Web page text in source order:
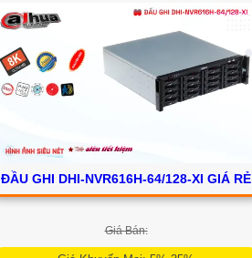
ĐẦU GHI DHI-NVR616H-64/128-XI GIÁ RẺ
Giá Bán: